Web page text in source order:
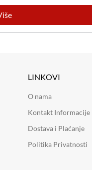
LINKOVI
O nama
Kontakt Informacije
Dostava i Plaćanje
Politika Privatnosti